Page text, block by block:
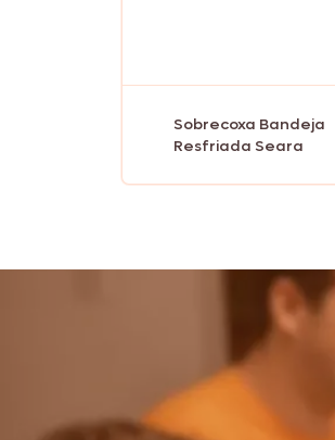
Sobrecoxa Bandeja
Resfriada Seara